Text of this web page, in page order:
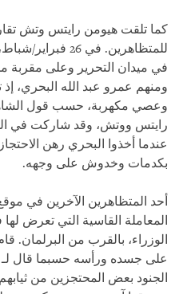
كما تلقت هيومن رايتس وتش
للمتظاهرين. في
في ميدان التحرير وعلى
ومنهم عمرو عبد الله البحري،
وعصي مكهربة، حسب قول
رايتس ووتش، وقد شاركت في
عندما أخذوا البحري رهن
بكدمات وخدوش على وجهه.
أحد المتظاهرين الآخرين في
المعاملة القاسية التي تعرض
الوزراء، بالقرب من البرلمان.
على جسده ورأسه حسبما قال
الجنود بعض المحتجزين من